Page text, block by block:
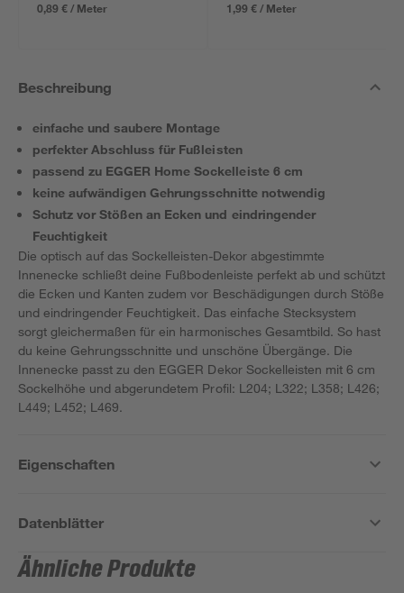
0,89 € / Meter 1,99 € / Meter
Beschreibung
einfache und saubere Montage
perfekter Abschluss für Fußleisten
passend zu EGGER Home Sockelleiste 6 cm
keine aufwändigen Gehrungsschnitte notwendig
Schutz vor Stößen an Ecken und eindringender
Feuchtigkeit
Die optisch auf das Sockelleisten-Dekor abgestimmte
Innenecke schließt deine Fußbodenleiste perfekt ab und schützt
die Ecken und Kanten zudem vor Beschädigungen durch Stöße
und eindringender Feuchtigkeit. Das einfache Stecksystem
sorgt gleichermaßen für ein harmonisches Gesamtbild. So hast
du keine Gehrungsschnitte und unschöne Übergänge. Die
Innenecke passt zu den EGGER Dekor Sockelleisten mit 6 cm
Sockelhöhe und abgerundetem Profil: L204; L322; L358; L426;
L449; L452; L469.
Eigenschaften
Datenblätter
Ähnliche Produkte